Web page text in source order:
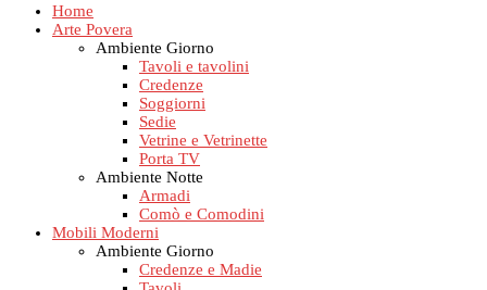
Home
Arte Povera
Ambiente Giorno
Tavoli e tavolini
Credenze
Soggiorni
Sedie
Vetrine e Vetrinette
Porta TV
Ambiente Notte
Armadi
Comò e Comodini
Mobili Moderni
Ambiente Giorno
Credenze e Madie